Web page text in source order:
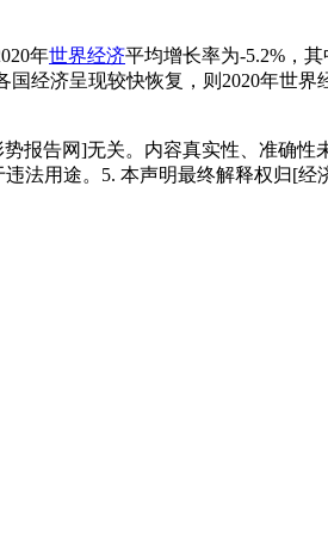
年世界经济平均增长率为-5.2%，
经济呈现较快恢复，则2020年世界
报告网]无关。内容真实性、准确性
法用途。5. 本声明最终解释权归[经